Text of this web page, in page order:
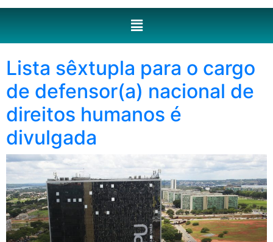
Lista sêxtupla para o cargo
de defensor(a) nacional de
direitos humanos é
divulgada